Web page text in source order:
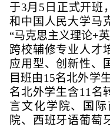
于3月 5 日正式开班
和中国人民大学马
“马克思主义理论+
跨校辅修专业人才
应用型、创新性、
目班由15名北外学
名北外学生含11 名
言文化学院、国
院、西班牙语葡萄